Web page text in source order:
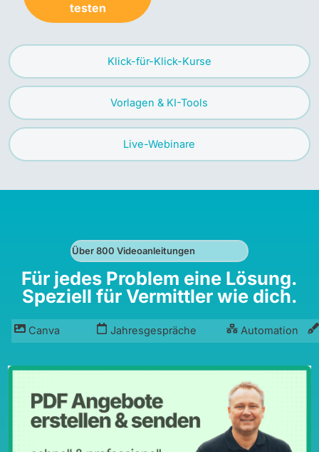
Klick-für-Klick-Kurse
Vorlagen & KI-Tools
Live-Webinare
testen
Über 800 Videoanleitungen
Für jedes Problem eine Lösung.
Speziell für Vermittler wie dich.
Canva Jahresgespräche Automation